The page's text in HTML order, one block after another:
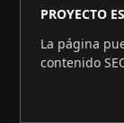
PROYECTO
La página
contenido